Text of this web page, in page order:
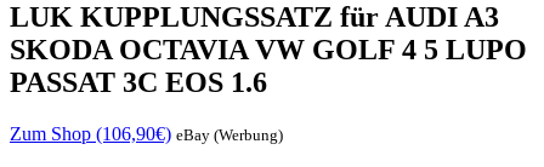
LUK KUPPLUNGSSATZ für AUDI A3
SKODA OCTAVIA VW GOLF 4 5 LUPO
PASSAT 3C EOS 1.6
Zum Shop (106,90€) eBay (Werbung)